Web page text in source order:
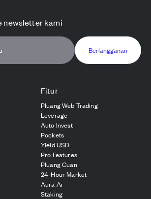
Fitur
Pluang Web Trading
Leverage
Auto Invest
Pockets
Yield USD
Pro Features
Pluang Cuan
24-Hour Market
Aura Ai
Staking
newsletter kami
Berlangganan